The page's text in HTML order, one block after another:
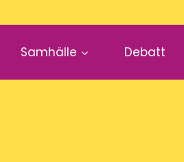
Samhälle Debatt